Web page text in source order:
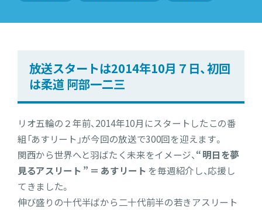
放送スタートは2014年10月７日、初回
は柔道 阿部一二三
リオ五輪の２年前、2014年10月にスタートしたこの番
組「あすリート」が今回の放送で300回を迎えます。
関西から世界へと羽ばたく未来をイメージ、“ 明日を夢
見るアスリート ” ＝ あすリート を毎週紹介し、応援し
てきました。
伸び盛りの十代半ばから二十代前半の若きアスリート